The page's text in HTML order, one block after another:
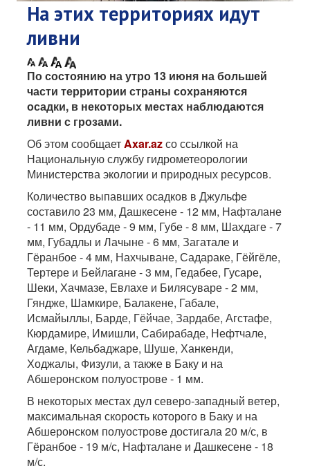
На этих территориях идут
ливни
По состоянию на утро 13 июня на большей
части территории страны сохраняются
осадки, в некоторых местах наблюдаются
ливни с грозами.
Об этом сообщаетAxar.azсо ссылкой на
Национальную службу гидрометеорологии
Министерства экологии и природных ресурсов.
Количество выпавших осадков в Джульфе
составило 23 мм, Дашкесене - 12 мм, Нафталане
- 11 мм, Ордубаде - 9 мм, Губе - 8 мм, Шахдаге - 7
мм, Губадлы и Лачыне - 6 мм, Загатале и
Гёранбое - 4 мм, Нахчыване, Садараке, Гёйгёле,
Тертере и Бейлагане - 3 мм, Гедабее, Гусаре,
Шеки, Хачмазе, Евлахе и Билясуваре - 2 мм,
Гяндже, Шамкире, Балакене, Габале,
Исмайыллы, Барде, Гёйчае, Зардабе, Агстафе,
Кюрдамире, Имишли, Сабирабаде, Нефтчале,
Агдаме, Кельбаджаре, Шуше, Ханкенди,
Ходжалы, Физули, а также в Баку и на
Абшеронском полуострове - 1 мм.
В некоторых местах дул северо-западный ветер,
максимальная скорость которого в Баку и на
Абшеронском полуострове достигала 20 м/с, в
Гёранбое - 19 м/с, Нафталане и Дашкесене - 18
м/с.